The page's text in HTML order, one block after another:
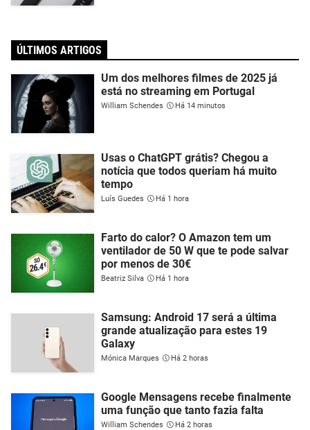
ÚLTIMOS ARTIGOS
Um dos melhores filmes de 2025 já
está no streaming em Portugal
William Schendes Há 14 minutos
Usas o ChatGPT grátis? Chegou a
notícia que todos queriam há muito
tempo
Luís Guedes Há 1 hora
Farto do calor? O Amazon tem um
ventilador de 50 W que te pode salvar
por menos de 30€
Beatriz Silva Há 1 hora
Samsung: Android 17 será a última
grande atualização para estes 19
Galaxy
Mónica Marques Há 2 horas
Google Mensagens recebe finalmente
uma função que tanto fazia falta
William Schendes Há 2 horas